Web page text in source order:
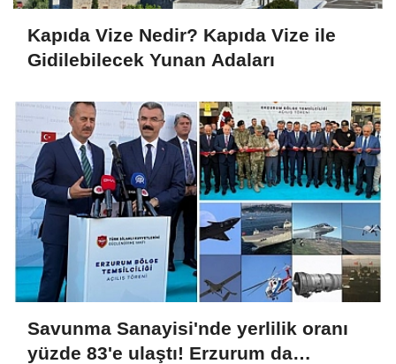
Kapıda Vize Nedir? Kapıda Vize ile
Gidilebilecek Yunan Adaları
Savunma Sanayisi'nde yerlilik oranı
yüzde 83'e ulaştı! Erzurum da